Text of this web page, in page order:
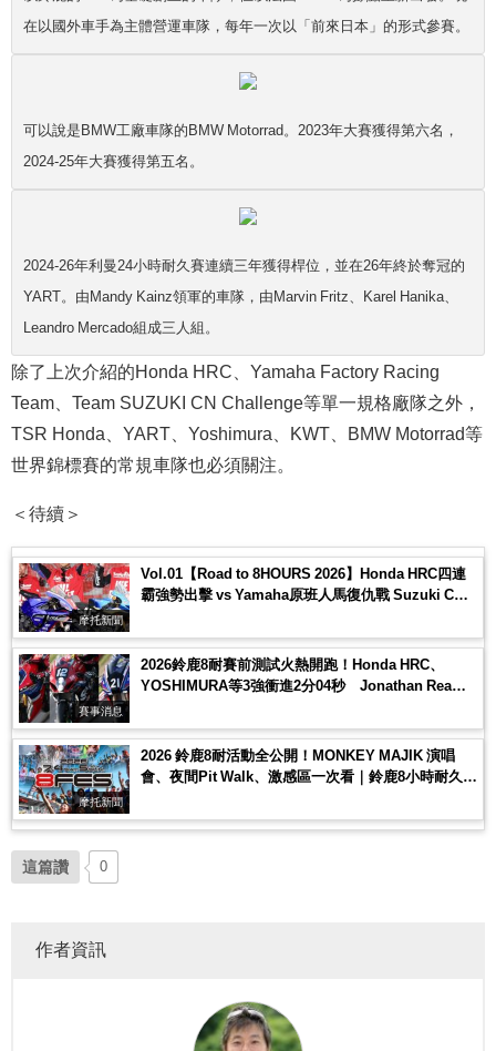
在以國外車手為主體營運車隊，每年一次以「前來日本」的形式參賽。
可以說是BMW工廠車隊的BMW Motorrad。2023年大賽獲得第六名，
2024-25年大賽獲得第五名。
2024-26年利曼24小時耐久賽連續三年獲得桿位，並在26年終於奪冠的
YART。由Mandy Kainz領軍的車隊，由Marvin Fritz、Karel Hanika、
Leandro Mercado組成三人組。
除了上次介紹的Honda HRC、Yamaha Factory Racing
Team、Team SUZUKI CN Challenge等單一規格廠隊之外，
TSR Honda、YART、Yoshimura、KWT、BMW Motorrad等
世界錦標賽的常規車隊也必須關注。
＜待續＞
摩托新聞
Vol.01【Road to 8HOURS 2026】Honda HRC四連
霸強勢出擊 vs Yamaha原班人馬復仇戰 Suzuki CN
賽事消息
2026鈴鹿8耐賽前測試火熱開跑！Honda HRC、
YOSHIMURA等3強衝進2分04秒 Jonathan Rea首
摩托新聞
2026 鈴鹿8耐活動全公開！MONKEY MAJIK 演唱
會、夜間Pit Walk、激感區一次看｜鈴鹿8小時耐久賽
這篇讚 0
作者資訊